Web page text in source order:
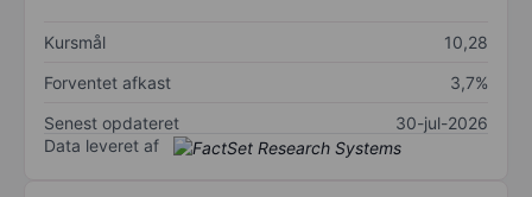
Kursmål
10,28
Forventet afkast
3,7%
Senest opdateret
30-jul-2026
Data leveret af